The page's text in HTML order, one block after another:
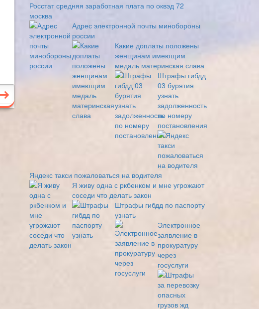
Росстат средняя заработная плата по оквэд 72
москва
Адрес электронной почты минобороны
россии
Какие доплаты положены
женщинам имеющим
медаль материнская слава
Штрафы гибдд
03 бурятия
узнать
задолженность
по номеру
постановления
Яндекс такси пожаловаться на водителя
Я живу одна с ркбенком и мне угрожают
соседи что делать закон
Штрафы гибдд по паспорту
узнать
Электронное
заявление в
прокуратуру
через
госуслуги